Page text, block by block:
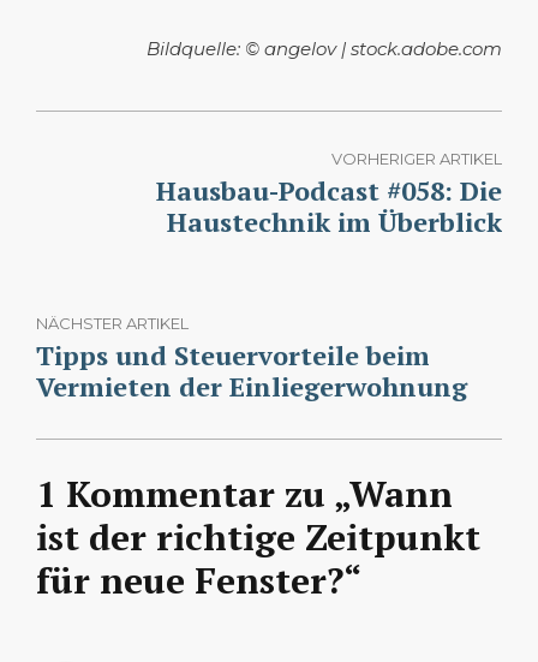
Bildquelle: © angelov | stock.adobe.com
VORHERIGER ARTIKEL
Hausbau-Podcast #058: Die
Haustechnik im Überblick
NÄCHSTER ARTIKEL
Tipps und Steuervorteile beim
Vermieten der Einliegerwohnung
1 Kommentar zu „Wann
ist der richtige Zeitpunkt
für neue Fenster?“